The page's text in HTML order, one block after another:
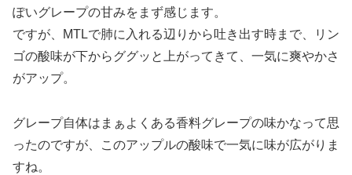
ぽいグレープの甘みをまず感じます。
ですが、MTLで肺に入れる辺りから吐き出す時まで、リン
ゴの酸味が下からググッと上がってきて、一気に爽やかさ
がアップ。
グレープ自体はまぁよくある香料グレープの味かなって思
ったのですが、このアップルの酸味で一気に味が広がりま
すね。